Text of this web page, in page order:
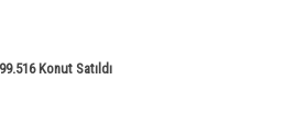
Konut Satıldı